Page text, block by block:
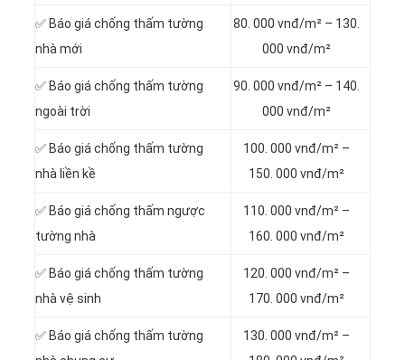
✅ Báo giá chống thấm tường
nhà mới
80. 000 vnđ/m² – 130.
000 vnđ/m²
✅ Báo giá chống thấm tường
ngoài trời
90. 000 vnđ/m² – 140.
000 vnđ/m²
✅ Báo giá chống thấm tường
nhà liền kề
100. 000 vnđ/m² –
150. 000 vnđ/m²
✅ Báo giá chống thấm ngược
tường nhà
110. 000 vnđ/m² –
160. 000 vnđ/m²
✅ Báo giá chống thấm tường
nhà vệ sinh
120. 000 vnđ/m² –
170. 000 vnđ/m²
✅ Báo giá chống thấm tường
130. 000 vnđ/m² –